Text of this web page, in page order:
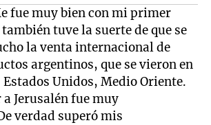
fue muy bien con mi primer
tuve la suerte de que se
la venta internacional de
argentinos, que se vieron en
Unidos, Medio Oriente.
Jerusalén fue muy
verdad superó mis